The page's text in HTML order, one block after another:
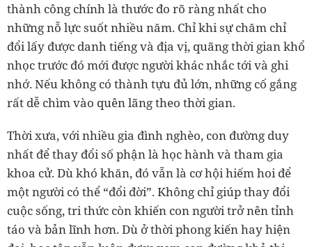
thành công chính là thước đo rõ ràng nhất cho
những nỗ lực suốt nhiều năm. Chỉ khi sự chăm chỉ
đổi lấy được danh tiếng và địa vị, quãng thời gian khổ
nhọc trước đó mới được người khác nhắc tới và ghi
nhớ. Nếu không có thành tựu đủ lớn, những cố gắng
rất dễ chìm vào quên lãng theo thời gian.
Thời xưa, với nhiều gia đình nghèo, con đường duy
nhất để thay đổi số phận là học hành và tham gia
khoa cử. Dù khó khăn, đó vẫn là cơ hội hiếm hoi để
một người có thể “đổi đời”. Không chỉ giúp thay đổi
cuộc sống, tri thức còn khiến con người trở nên tỉnh
táo và bản lĩnh hơn. Dù ở thời phong kiến hay hiện